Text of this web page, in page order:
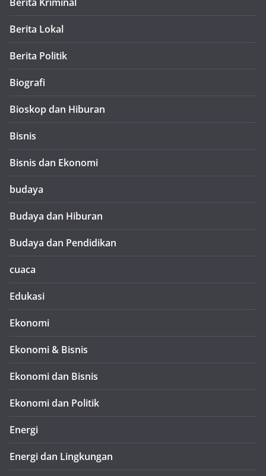
Berita Lokal
Berita Politik
Biografi
Bioskop dan Hiburan
Bisnis
Bisnis dan Ekonomi
budaya
Budaya dan Hiburan
Budaya dan Pendidikan
cuaca
Edukasi
Ekonomi
Ekonomi & Bisnis
Ekonomi dan Bisnis
Ekonomi dan Politik
Energi
Energi dan Lingkungan